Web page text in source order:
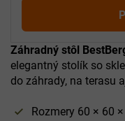
Záhradný stôl
elegantný stolík so
do záhrady, na terasu
Rozmery 60 × 60